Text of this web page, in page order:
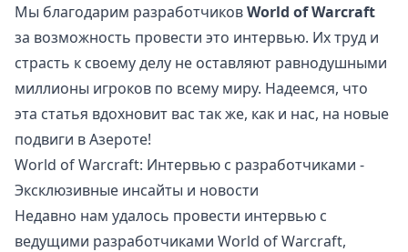
Мы благодарим разработчиковWorld of Warcraft
за возможность провести это интервью. Их труд и
страсть к своему делу не оставляют равнодушными
миллионы игроков по всему миру. Надеемся, что
эта статья вдохновит вас так же, как и нас, на новые
подвиги в Азероте!
World of Warcraft: Интервью с разработчиками -
Эксклюзивные инсайты и новости
Недавно нам удалось провести интервью с
ведущими разработчиками World of Warcraft,